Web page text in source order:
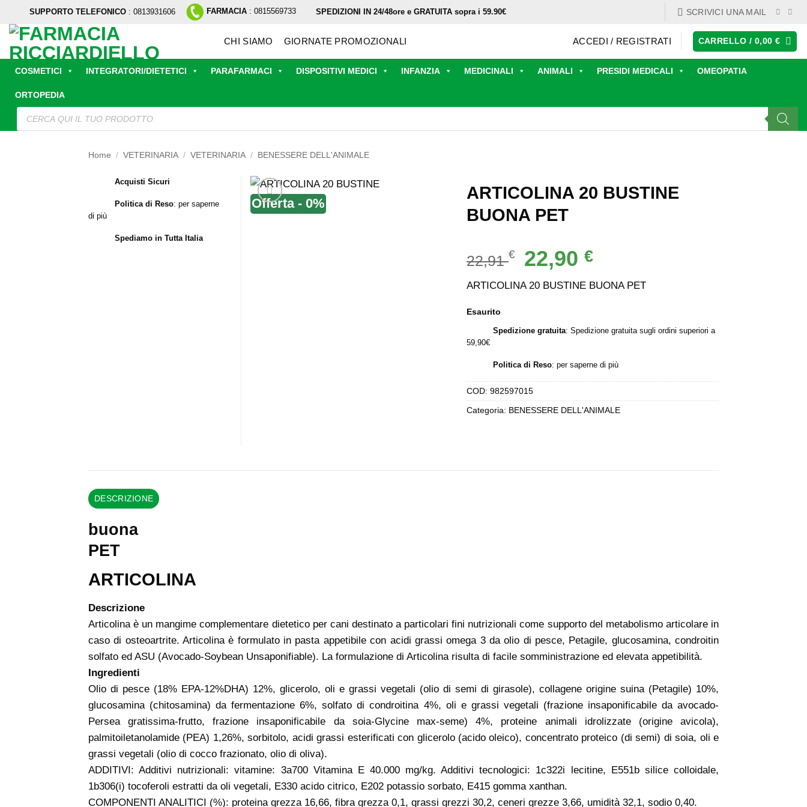
contenuti
SUPPORTO TELEFONICO : 0813931606 FARMACIA : 0815569733 SPEDIZIONI IN 24/48ore e GRATUITA sopra i 59.90€ SCRIVICI UNA MAIL
CHI SIAMO GIORNATE PROMOZIONALI ACCEDI / REGISTRATI CARRELLO /0,00€
COSMETICI INTEGRATORI/DIETETICI PARAFARMACI DISPOSITIVI MEDICI INFANZIA MEDICINALI ANIMALI PRESIDI MEDICALI OMEOPATIA
ORTOPEDIA
Ricerca
prodotti
Home / VETERINARIA / VETERINARIA / BENESSERE DELL'ANIMALE
Offerta - 0%
ARTICOLINA 20 BUSTINE
BUONA PET
22,91€
Il
prezzo
originale
22,90 €Il
attuale
ARTICOLINA 20 BUSTINE BUONA PET
Esaurito
Spedizione gratuita: Spedizione gratuita sugli ordini superiori a
59,90€
Politica di Reso: per saperne di più
COD: 982597015
Categoria: BENESSERE DELL'ANIMALE
Acquisti Sicuri
Politica di Reso: per saperne
di più
Spediamo in Tutta Italia
DESCRIZIONE
buona
PET
ARTICOLINA
Descrizione
Articolina è un mangime complementare dietetico per cani destinato a particolari fini nutrizionali come supporto del metabolismo articolare in
caso di osteoartrite. Articolina è formulato in pasta appetibile con acidi grassi omega 3 da olio di pesce, Petagile, glucosamina, condroitin
solfato ed ASU (Avocado-Soybean Unsaponifiable). La formulazione di Articolina risulta di facile somministrazione ed elevata appetibilità.
Ingredienti
Olio di pesce (18% EPA-12%DHA) 12%, glicerolo, oli e grassi vegetali (olio di semi di girasole), collagene origine suina (Petagile) 10%,
glucosamina (chitosamina) da fermentazione 6%, solfato di condroitina 4%, oli e grassi vegetali (frazione insaponificabile da avocado-
Persea gratissima-frutto, frazione insaponificabile da soia-Glycine max-seme) 4%, proteine animali idrolizzate (origine avicola),
palmitoiletanolamide (PEA) 1,26%, sorbitolo, acidi grassi esterificati con glicerolo (acido oleico), concentrato proteico (di semi) di soia, oli e
grassi vegetali (olio di cocco frazionato, olio di oliva).
ADDITIVI: Additivi nutrizionali: vitamine: 3a700 Vitamina E 40.000 mg/kg. Additivi tecnologici: 1c322i lecitine, E551b silice colloidale,
1b306(i) tocoferoli estratti da oli vegetali, E330 acido citrico, E202 potassio sorbato, E415 gomma xanthan.
COMPONENTI ANALITICI (%): proteina grezza 16,66, fibra grezza 0,1, grassi grezzi 30,2, ceneri grezze 3,66, umidità 32,1, sodio 0,40.